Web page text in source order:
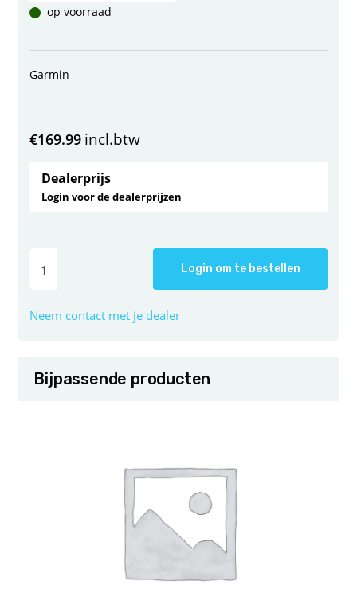
op voorraad
Garmin
€169.99 incl.btw
Dealerprijs
Login voor de dealerprijzen
Login om te bestellen
Neem contact met je dealer
Bijpassende producten